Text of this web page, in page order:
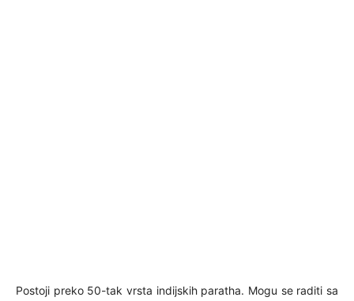
Postoji preko 50-tak vrsta indijskih paratha. Mogu se raditi sa